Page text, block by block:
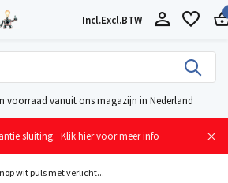
Incl.Excl.BTW
voorraad vanuit ons magazijn in Nederland
sluiting. Klik hier voor meer info
wit puls met verlicht...